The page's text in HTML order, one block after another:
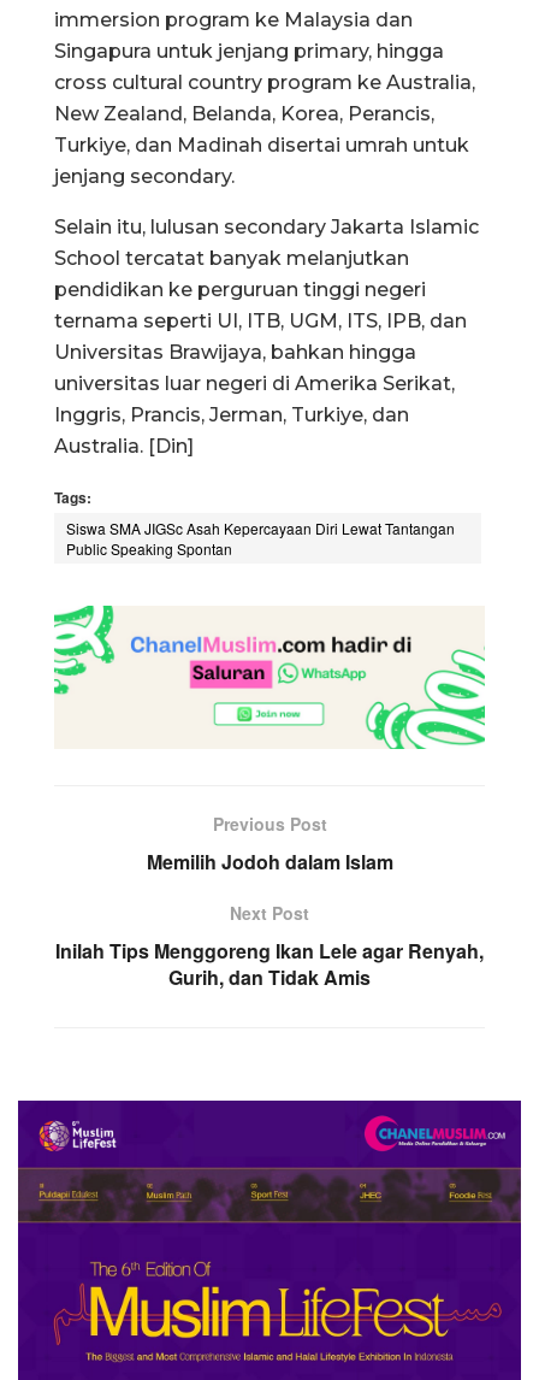
immersion program ke Malaysia dan
Singapura untuk jenjang primary, hingga
cross cultural country program ke Australia,
New Zealand, Belanda, Korea, Perancis,
Turkiye, dan Madinah disertai umrah untuk
jenjang secondary.
Selain itu, lulusan secondary Jakarta Islamic
School tercatat banyak melanjutkan
pendidikan ke perguruan tinggi negeri
ternama seperti UI, ITB, UGM, ITS, IPB, dan
Universitas Brawijaya, bahkan hingga
universitas luar negeri di Amerika Serikat,
Inggris, Prancis, Jerman, Turkiye, dan
Australia. [Din]
Tags:
Siswa SMA JIGSc Asah Kepercayaan Diri Lewat Tantangan
Public Speaking Spontan
Previous Post
Memilih Jodoh dalam Islam
Next Post
Inilah Tips Menggoreng Ikan Lele agar Renyah,
Gurih, dan Tidak Amis